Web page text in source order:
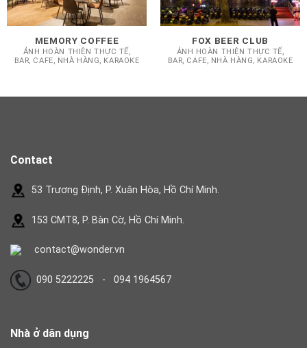
MEMORY COFFEE
ẢNH HOÀN THIỆN THỰC TẾ,
BAR, CAFE, NHÀ HÀNG, KARAOKE
FOX BEER CLUB
ẢNH HOÀN THIỆN THỰC TẾ,
BAR, CAFE, NHÀ HÀNG, KARAOKE
Contact
53 Trương Định, P. Xuân Hòa, Hồ Chí Minh.
153 CMT8, P. Bàn Cờ, Hồ Chí Minh.
contact@wonder.vn
090 5222225 - 094 1964567
Nhà ở dân dụng